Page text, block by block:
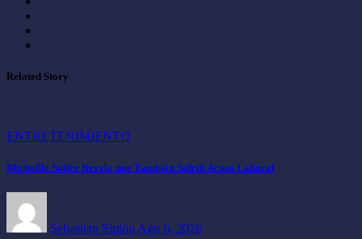
Related Story
ENTRETENIMIENTO
Micheille Soifer Revela que También Sufrió Acoso Laboral
Sebastian Sipión Ago 6, 2026